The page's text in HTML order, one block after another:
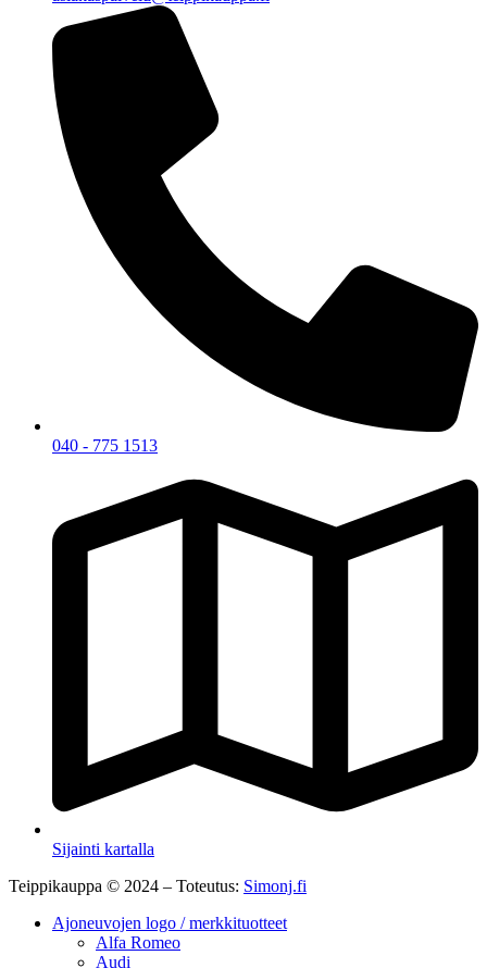
040 - 775 1513
Sijainti kartalla
Teippikauppa © 2024 – Toteutus: Simonj.fi
Ajoneuvojen logo / merkkituotteet
Alfa Romeo
Audi